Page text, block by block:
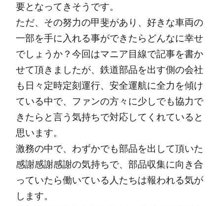
要となってきそうです。
ただ、その努力の甲斐があり、好きな車両の
一部を手に入れる事ができたらどんなに幸せ
でしょうか？今回はマニア目線で記事を書か
せて頂きましたが、鉄道部品を出す側の会社
も日々定時定刻運行、安全運航に全力を傾け
ている中で、ファンの方々に少しでも協力で
きたらと言う気持ちで対応してくれていると
思います。
激務の中で、わずかでも部品を出して頂いた
感謝感謝感謝の気持ちで、部品収集に向き合
っていたら働いている人たちは報われる気が
します。